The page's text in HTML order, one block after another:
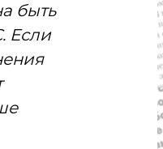
быть
Если